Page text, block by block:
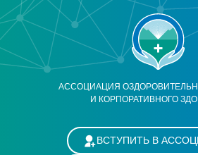
АССОЦИАЦИЯ
И КОРПОРАТИВНОГО
ВСТУПИТЬ В